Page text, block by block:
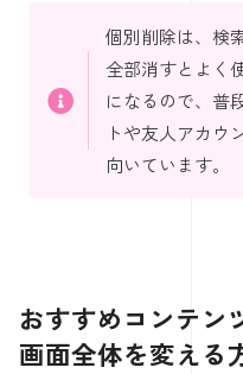
個別削除は、検
全部消すとよく
になるので、普
トや友人アカウ
向いています。
おすすめコンテン
画面全体を変える